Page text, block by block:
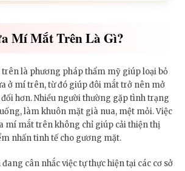
Mí Mắt Trên Là Gì?
trên là phương pháp thẩm mỹ giúp loại bỏ
ở mí trên, từ đó giúp đôi mắt trở nên mở
hơn. Nhiều người thường gặp tình trạng
làm khuôn mặt già nua, mệt mỏi. Việc
mí mắt trên không chỉ giúp cải thiện thị
nhấn tinh tế cho gương mặt.
cân nhắc việc tự thực hiện tại các cơ sở